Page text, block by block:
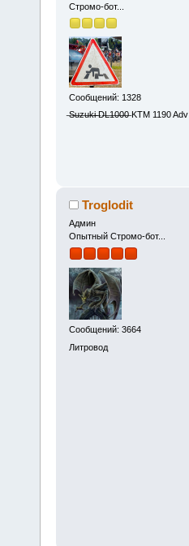
Стромо-бот...
Сообщений: 1328
̶S̶u̶z̶u̶k̶i̶ ̶D̶L̶1̶0̶0̶0̶ KTM 1190 Adv
Troglodit
Админ
Опытный Стромо-бот...
Сообщений: 3664
Литровод